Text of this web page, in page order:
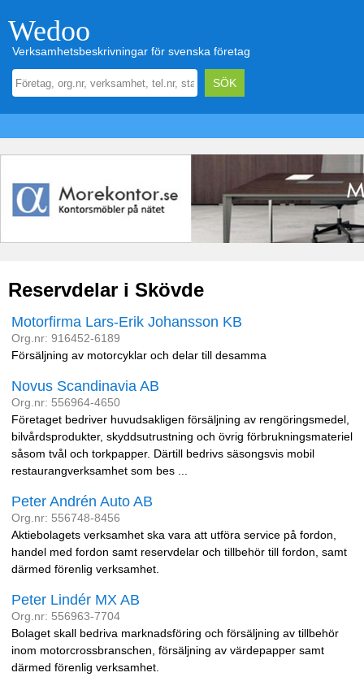
Wedoo
Verksamhetsbeskrivningar för svenska företag
Reservdelar i Skövde
Motorfirma Lars-Erik Johansson KB
Org.nr: 916452-6189
Försäljning av motorcyklar och delar till desamma
Novus Scandinavia AB
Org.nr: 556964-4650
Företaget bedriver huvudsakligen försäljning av rengöringsmedel,
bilvårdsprodukter, skyddsutrustning och övrig förbrukningsmateriel
såsom tvål och torkpapper. Därtill bedrivs säsongsvis mobil
restaurangverksamhet som bes ...
Peter Andrén Auto AB
Org.nr: 556748-8456
Aktiebolagets verksamhet ska vara att utföra service på fordon,
handel med fordon samt reservdelar och tillbehör till fordon, samt
därmed förenlig verksamhet.
Peter Lindér MX AB
Org.nr: 556963-7704
Bolaget skall bedriva marknadsföring och försäljning av tillbehör
inom motorcrossbranschen, försäljning av värdepapper samt
därmed förenlig verksamhet.